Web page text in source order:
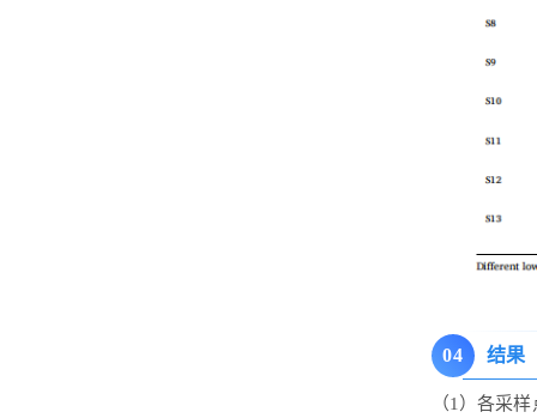
04 结果
（1）各采